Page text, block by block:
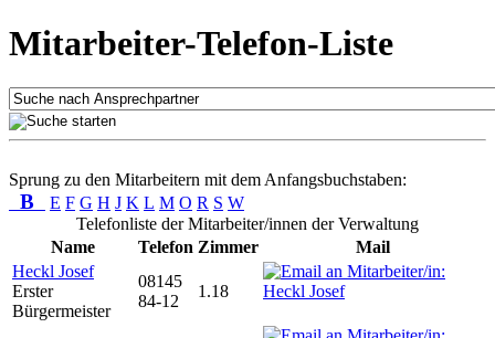
Mitarbeiter-Telefon-Liste
Sprung zu den Mitarbeitern mit dem Anfangsbuchstaben:
B E F G H J K L M O R S W
Telefonliste der Mitarbeiter/innen der Verwaltung
Name
Telefon Zimmer
Mail
Heckl Josef
Erster
Bürgermeister
08145
84-12
1.18